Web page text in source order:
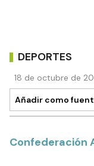
DEPORTES
18 de octubre de
Añadir como
Confederación